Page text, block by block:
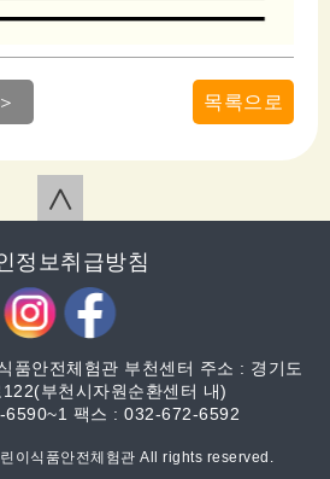
목록으로
정보취급방침
품안전체험관 부천센터 주소 : 경기도
부천시자원순환센터 내)
6590~1 팩스 : 032-672-6592
이식품안전체험관 All rights reserved.
∧